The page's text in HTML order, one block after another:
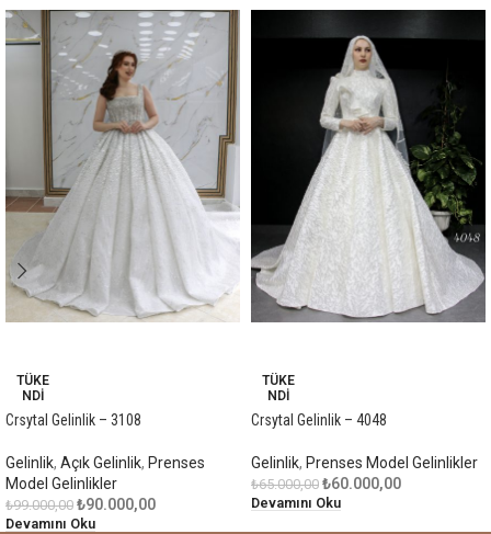
TÜKE
NDI
Crsytal Gelinlik – 3108
Gelinlik, Açık Gelinlik, Prenses
Model Gelinlikler
₺99.000,00 ₺90.000,00
Devamını Oku
TÜKE
NDI
Crsytal Gelinlik – 4048
Gelinlik, Prenses Model Gelinlikler
₺65.000,00 ₺60.000,00
Devamını Oku